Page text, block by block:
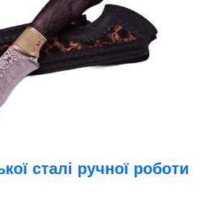
сталі ручної роботи